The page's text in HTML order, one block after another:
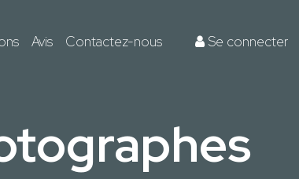
Avis Contactez-nous Se connecter